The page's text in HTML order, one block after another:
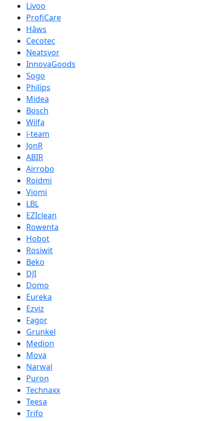
Livoo
ProfiCare
Hâws
Cecotec
Neatsvor
InnovaGoods
Sogo
Philips
Midea
Bosch
Wilfa
i-team
JonR
ABIR
Airrobo
Roidmi
Viomi
LBL
EZIclean
Rowenta
Hobot
Rosiwit
Beko
DJI
Domo
Eureka
Ezviz
Fagor
Grunkel
Medion
Mova
Narwal
Puron
Technaxx
Teesa
Trifo